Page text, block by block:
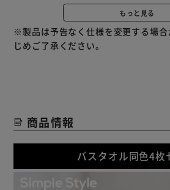
パイル面とガーゼ面のリバーシブル
素早く水分を吸収するパイル面、通
用途によって使い分けができる。
もっと見る
※製品は予告なく仕様を変更する場
じめご了承ください。
商品情報
バスタオル同色4枚